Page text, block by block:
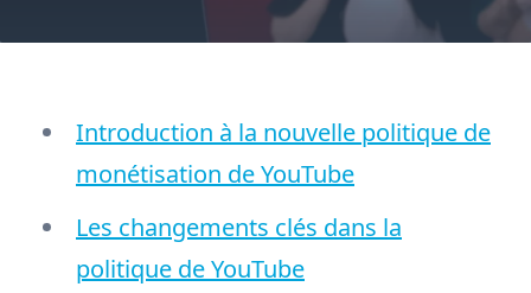
Introduction à la nouvelle politique de
monétisation de YouTube
Les changements clés dans la
politique de YouTube